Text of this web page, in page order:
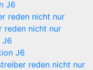
J6
reden nicht nur
reden nicht nur
J6
J6
reden nicht nur